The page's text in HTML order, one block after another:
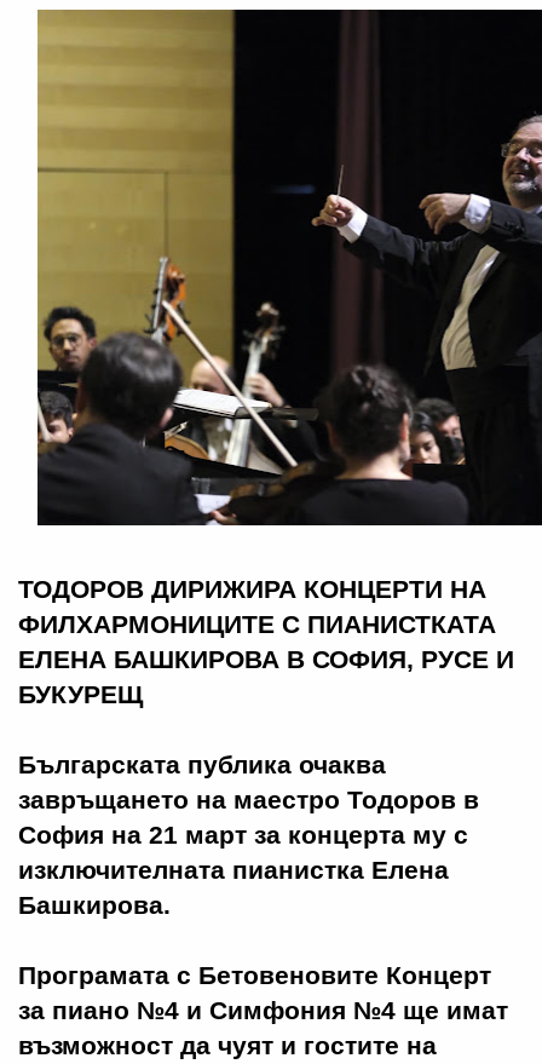
ТОДОРОВ ДИРИЖИРА КОНЦЕРТИ НА
ФИЛХАРМОНИЦИТЕ С ПИАНИСТКАТА
ЕЛЕНА БАШКИРОВА В СОФИЯ, РУСЕ И
БУКУРЕЩ
Българската публика очаква
завръщането на маестро Тодоров в
София на 21 март за концерта му с
изключителната пианистка Елена
Башкирова.
Програмата с Бетовеновите Концерт
за пиано №4 и Симфония №4 ще имат
възможност да чуят и гостите на